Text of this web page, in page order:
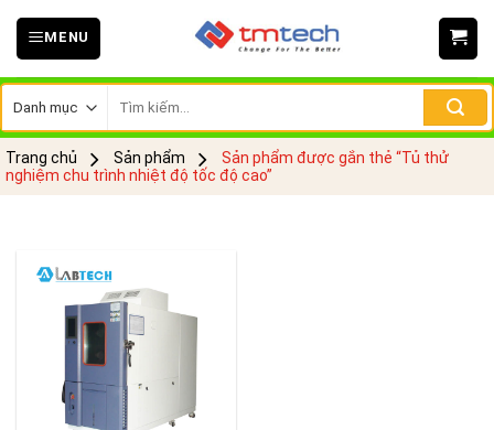
Skip
MENU
kiếm:
Trang chủ Sản phẩm
Sản phẩm được gắn thẻ “Tủ thử
nghiệm chu trình nhiệt độ tốc độ cao”